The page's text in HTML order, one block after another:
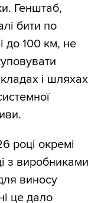
Генштаб,
бити по
до 100 км, не
і шляхах
році окремі
з виробниками
виносу
це дало